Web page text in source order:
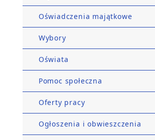
Oświadczenia majątkowe
Wybory
Oświata
Pomoc społeczna
Oferty pracy
Ogłoszenia i obwieszczenia